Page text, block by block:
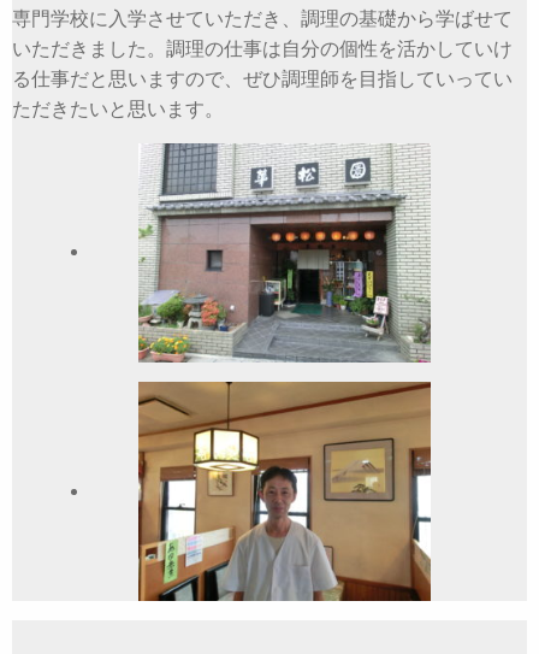
専門学校に入学させていただき、調理の基礎から学ばせて
いただきました。調理の仕事は自分の個性を活かしていけ
る仕事だと思いますので、ぜひ調理師を目指していってい
ただきたいと思います。